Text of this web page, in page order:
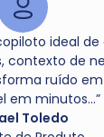
Toledo
ideal de
contexto de
ruído
em minutos…”